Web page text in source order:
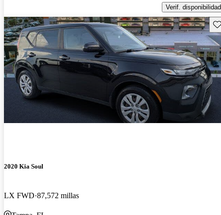
Verif. disponibilidad
2020 Kia Soul
LX FWD 87,572 millas